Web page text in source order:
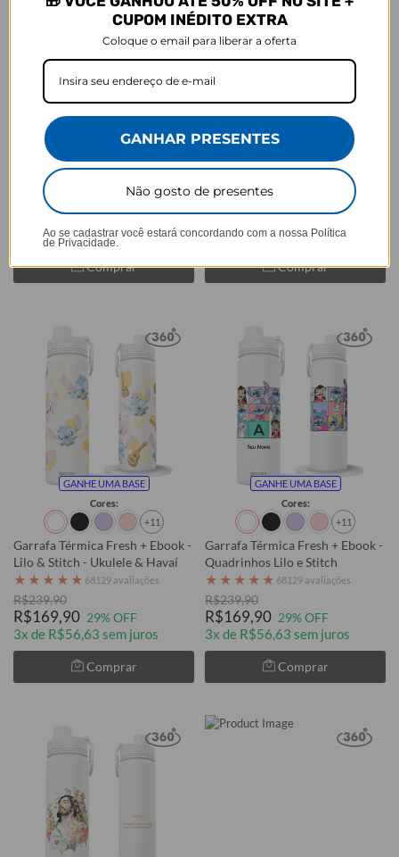
GANHE UMA BASE
Cores:
Garrafa Térmica Fresh + Ebook -
Friends - Logo Minimalista
★
R$239,90
R$169,90 29% OFF
3x de R$56,63 sem juros
Comprar
Cores:
+14
Garrafa Térmica Fresh + Ebook -
To the moon and to Saturn
68129 avaliações
R$239,90
R$159,90 33% OFF
3x de R$53,30 sem juros
Comprar
GANHE UMA BASE
Cores:
+11
Garrafa Térmica Fresh + Ebook -
Lilo & Stitch - Ukulele & Havaí
★ ★ ★ ★ ★ 68129 avaliações
R$239,90
R$169,90 29% OFF
3x de R$56,63 sem juros
Comprar
GANHE UMA BASE
Cores:
+11
Garrafa Térmica Fresh + Ebook -
Quadrinhos Lilo e Stitch
★ ★ ★ ★ ★ 68129 avaliações
R$239,90
R$169,90 29% OFF
3x de R$56,63 sem juros
Comprar
CUPOM INÉDITO EXTRA
Coloque o email para liberar a oferta
GANHAR PRESENTES
Não gosto de presentes
Ao se cadastrar você estará concordando com a nossa Política
de Privacidade.